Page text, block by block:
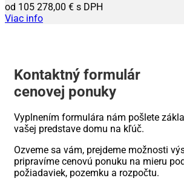
105 278,00 €
Viac info
Kontaktný formulár
cenovej ponuky
Vyplnením formulára nám pošlete
vašej predstave domu na kľúč.
Ozveme sa vám, prejdeme možnosti
pripravíme cenovú ponuku na mieru
požiadaviek, pozemku a rozpočtu.